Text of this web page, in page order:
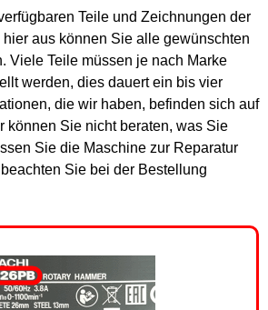
Teile und Zeichnungen der
aus können Sie alle gewünschten
Viele Teile müssen je nach Marke
werden, dies dauert ein bis vier
die wir haben, befinden sich auf
können Sie nicht beraten, was Sie
Sie die Maschine zur Reparatur
Sie bei der Bestellung